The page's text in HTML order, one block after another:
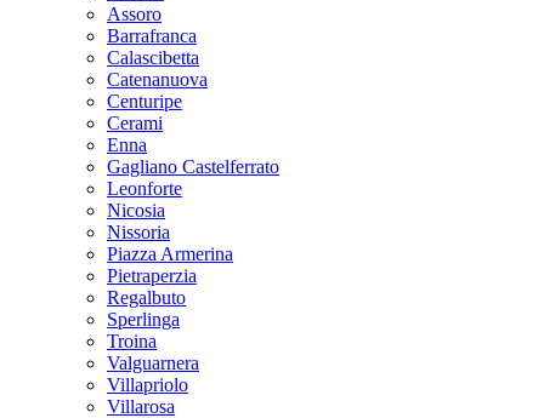
Assoro
Barrafranca
Calascibetta
Catenanuova
Centuripe
Cerami
Enna
Gagliano Castelferrato
Leonforte
Nicosia
Nissoria
Piazza Armerina
Pietraperzia
Regalbuto
Sperlinga
Troina
Valguarnera
Villapriolo
Villarosa